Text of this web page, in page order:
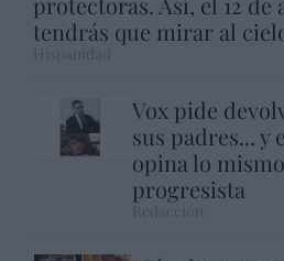
tendrás que mirar al
Vox pide
sus padres... y
opina lo
progresista